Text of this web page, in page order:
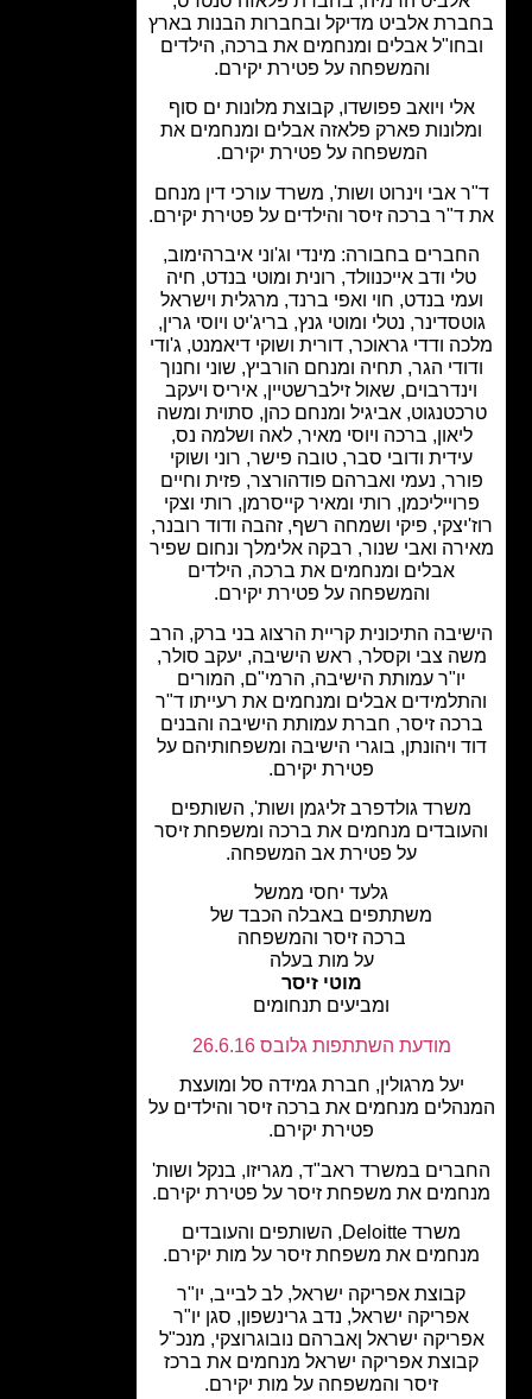
אלביט מדיקל ובחברות הבנות בארץ
אבלים ומנחמים את ברכה, הילדים
והמשפחה על פטירת יקירם.
ויואב פפושדו, קבוצת מלונות ים סוף
פארק פלאזה אבלים ומנחמים את
המשפחה על פטירת יקירם.
אבי וינרוט ושות', משרד עורכי דין מנחם
ברכה זיסר והילדים על פטירת יקירם.
בחבורה: מינדי וג'וני איברהימוב,
ודב אייכנוולד, רונית ומוטי בנדט, חיה
בנדט, חוי ואפי ברנד, מרגלית וישראל
נטלי ומוטי גנץ, בריג'יט ויוסי גרין,
ודדי גראוכר, דורית ושוקי דיאמנט, ג'ודי
הגר, תחיה ומנחם הורביץ, שוני וחנוך
שאול זילברשטיין, איריס ויעקב
אביגיל ומנחם כהן, סתוית ומשה
ברכה ויוסי מאיר, לאה ושלמה נס,
ודובי סבר, טובה פישר, רוני ושוקי
נעמי ואברהם פודהורצר, פזית וחיים
רותי ומאיר קייסרמן, רותי וצקי
פיקי ושמחה רשף, זהבה ודוד רובנר,
ואבי שנור, רבקה אלימלך ונחום שפיר
אבלים ומנחמים את ברכה, הילדים
והמשפחה על פטירת יקירם.
התיכונית קריית הרצוג בני ברק, הרב
צבי וקסלר, ראש הישיבה, יעקב סולר,
יו"ר עמותת הישיבה, הרמי"ם, המורים
אבלים ומנחמים את רעייתו ד"ר
זיסר, חברת עמותת הישיבה והבנים
ויהונתן, בוגרי הישיבה ומשפחותיהם על
פטירת יקירם.
גולדפרב זליגמן ושות', השותפים
מנחמים את ברכה ומשפחת זיסר
על פטירת אב המשפחה.
גלעד יחסי ממשל
משתתפים באבלה הכבד של
ברכה זיסר והמשפחה
על מות בעלה
מוטי זיסר
ומביעים תנחומים
מודעת השתתפות גלובס 26.6.16
יעל מרגולין, חברת גמידה סל ומועצת
מנחמים את ברכה זיסר והילדים על
פטירת יקירם.
במשרד ראב"ד, מגריזו, בנקל ושות'
את משפחת זיסר על פטירת יקירם.
משרד Deloitte, השותפים והעובדים
את משפחת זיסר על מות יקירם.
קבוצת אפריקה ישראל, לב לבייב, יו"ר
אפריקה ישראל, נדב גרינשפון, סגן יו"ר
ישראל ןאברהם נובוגרוצקי, מנכ"ל
אפריקה ישראל מנחמים את ברכז
זיסר והמשפחה על מות יקירם.